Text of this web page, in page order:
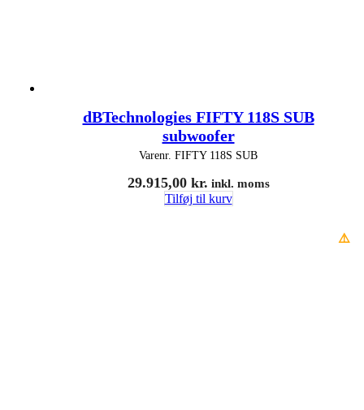
dBTechnologies FIFTY 118S SUB
subwoofer
Varenr. FIFTY 118S SUB
29.915,00 kr. inkl. moms
Tilføj til kurv
⚠️